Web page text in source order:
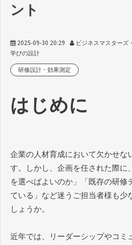
ント
2025-09-30 20:29
ビジネスマスターズ
学びの設計
研修設計・効果測定
はじめに
企業の人材育成において欠かせな
す。しかし、企画を任された際に
を選べばよいのか」「既存の研修
ている」など迷うご担当者様も少
しょうか。
近年では、リーダーシップやコミ